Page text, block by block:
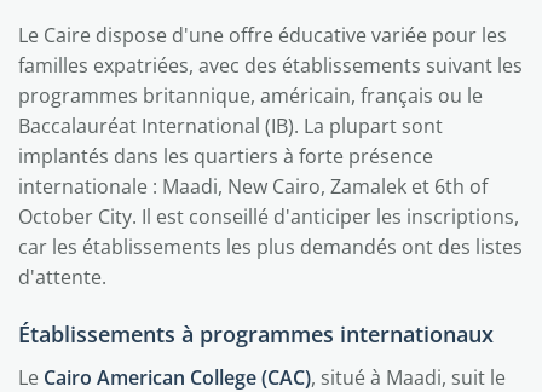
Le Caire dispose d'une offre éducative variée pour les
familles expatriées, avec des établissements suivant les
programmes britannique, américain, français ou le
Baccalauréat International (IB). La plupart sont
implantés dans les quartiers à forte présence
internationale : Maadi, New Cairo, Zamalek et 6th of
October City. Il est conseillé d'anticiper les inscriptions,
car les établissements les plus demandés ont des listes
d'attente.
Établissements à programmes internationaux
Le Cairo American College (CAC), situé à Maadi, suit le